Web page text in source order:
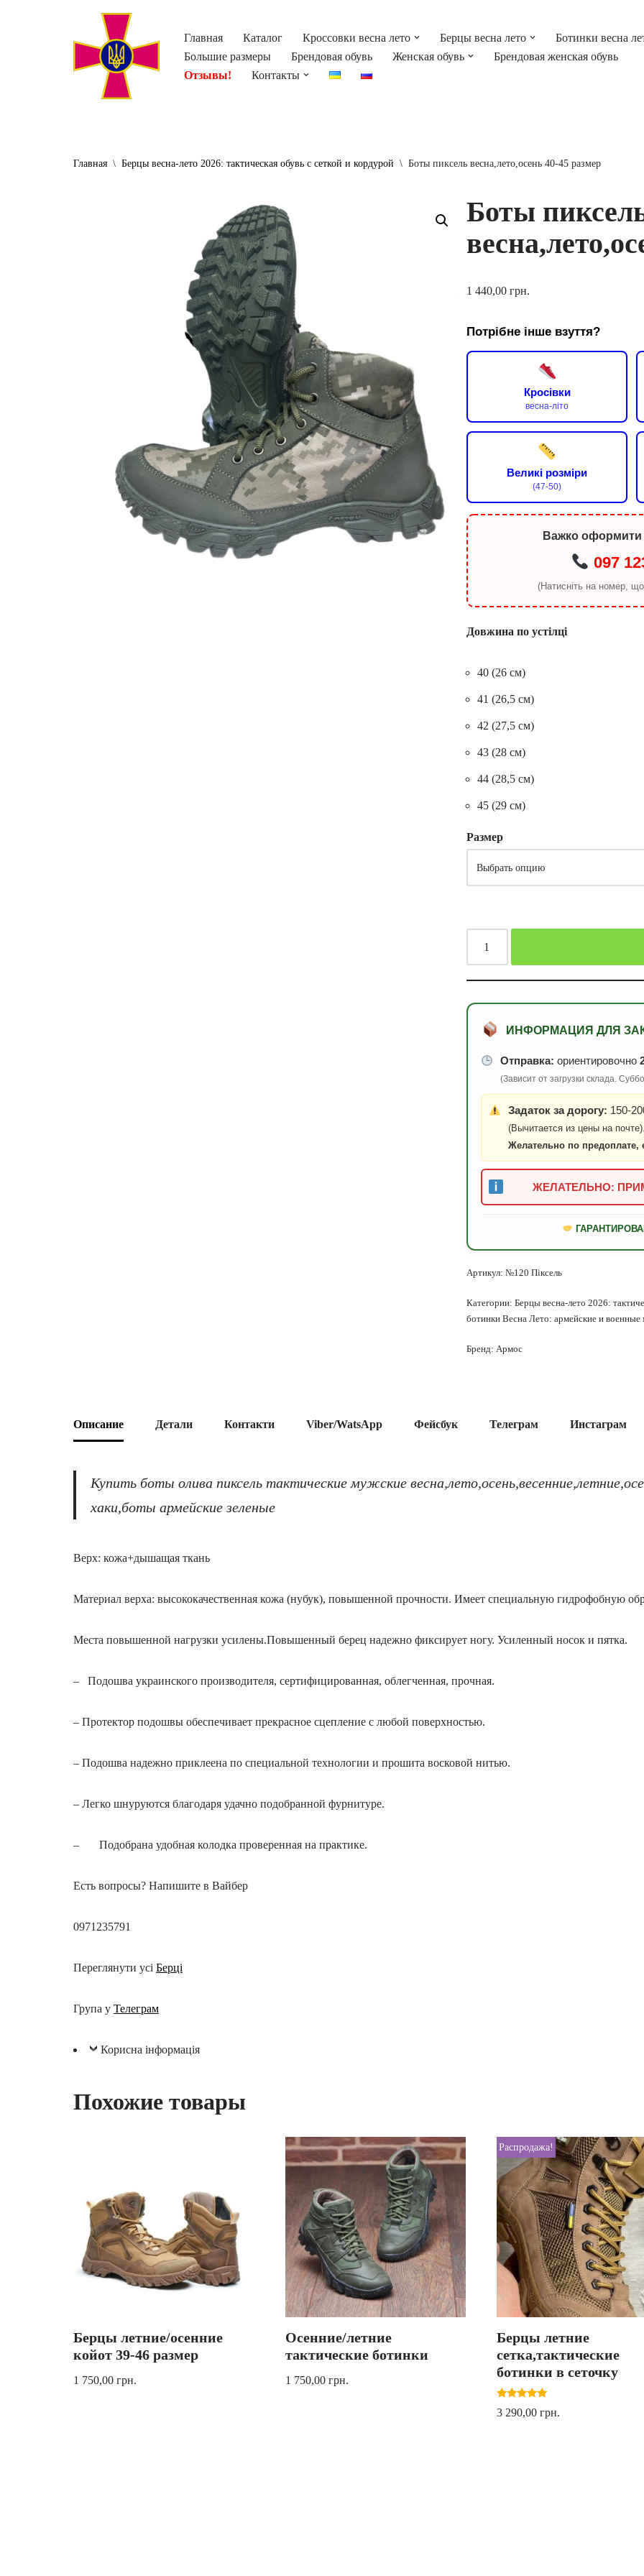
Главная Каталог Кроссовки весна лето Берцы весна лето
Ботинки весна
Большие размеры
Брендовая обувь Женская обувь
Брендовая женская обувь
Отзывы!
Контакты
Главная \ Берцы весна-лето 2026: тактическая обувь с сеткой и кордурой \ Боты пиксель весна,лето,осень 40-45 размер
Боты
1 440,00грн.
Потрібне інше взуття?
Кросівки
весна-літо
Великі розміри
(47-50)
Важко оформити
097
(Натисніть на номер,
Довжина по устілці
40 (26 см)
41 (26,5 см)
42 (27,5 см)
43 (28 см)
44 (28,5 см)
45 (29 см)
Размер
ИНФОРМАЦИЯ ДЛЯ
Отправка: ориентировочно
(Зависит от загрузки склада.
Задаток за дорогу: 150-
(Вычитается из цены на почте).
Желательно по предоплате,
ЖЕЛАТЕЛЬНО:
Артикул:№120 Піксель
Категории:Берцы весна-лето 2026:
ботинки Весна Лето: армейские и военные
Бренд:Армос
Описание Детали Контакти Viber/WatsApp Фейсбук Телеграм Инстаграм
Купить боты олива пиксель тактические мужские
хаки,боты армейские зеленые
Верх: кожа+дышащая ткань
Материал верха: высококачественная кожа (нубук), повышенной прочности. Имеет специальную гидрофобную
Места повышенной нагрузки усилены.Повышенный берец надежно фиксирует ногу. Усиленный носок и пятка.
– Подошва украинского производителя, сертифицированная, облегченная, прочная.
– Протектор подошвы обеспечивает прекрасное сцепление с любой поверхностью.
– Подошва надежно приклеена по специальной технологии и прошита восковой нитью.
– Легко шнуруются благодаря удачно подобранной фурнитуре.
– Подобрана удобная колодка проверенная на практике.
Есть вопросы? Напишите в Вайбер
0971235791
Переглянути усі Берці
Група у Телеграм
Корисна інформація
Похожие товары
Берцы летние/осенние
койот 39-46 размер
1 750,00 грн.
Осенние/летние
тактические ботинки
1 750,00 грн.
Распродажа!
Берцы летние
сетка,тактические
ботинки в сеточку
Оценка
5.00
3 290,00грн.